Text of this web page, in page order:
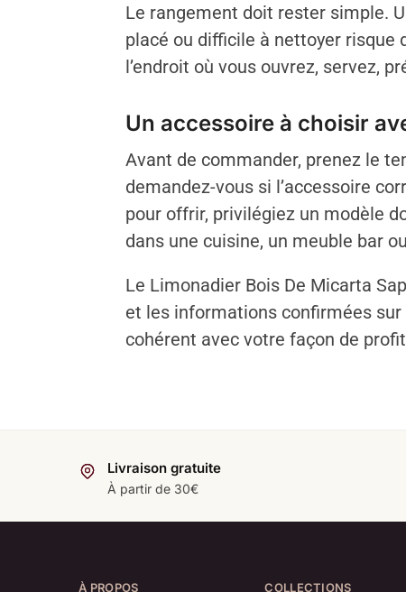
Le rangement doit rester simple.
placé ou difficile à nettoyer risque
l’endroit où vous ouvrez, servez,
Un accessoire à choisir
Avant de commander, prenez le
demandez-vous si l’accessoire
pour offrir, privilégiez un modèle
dans une cuisine, un meuble bar
Le Limonadier Bois De Micarta
et les informations confirmées
cohérent avec votre façon de
Livraison gratuite
À partir de 30€
À PROPOS COLLECTIONS